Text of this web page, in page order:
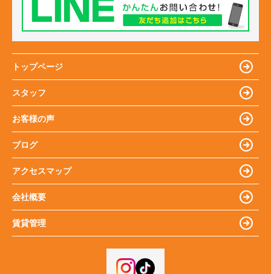
トップページ
スタッフ
お客様の声
ブログ
アクセスマップ
会社概要
賃貸管理